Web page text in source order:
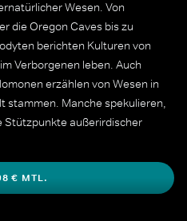
Wesen. Von
die Oregon Caves bis zu
berichten Kulturen von
Verborgenen leben. Auch
erzählen von Wesen in
stammen. Manche spekulieren,
Stützpunkte außerirdischer
€ MTL.